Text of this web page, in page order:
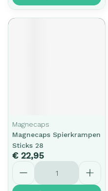
Magnecaps
Magnecaps Spierkrampen
Sticks 28
€ 22,95
Aantal